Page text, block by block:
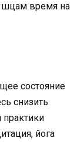
время на
состояние
снизить
практики
йога